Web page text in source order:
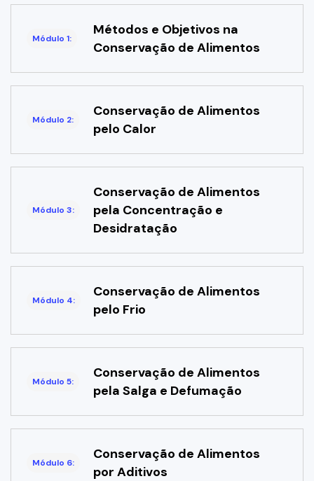
Módulo 1:
Métodos e Objetivos na
Conservação de Alimentos
Módulo 2:
Conservação de Alimentos
pelo Calor
Módulo 3:
Conservação de Alimentos
pela Concentração e
Desidratação
Módulo 4:
Conservação de Alimentos
pelo Frio
Módulo 5:
Conservação de Alimentos
pela Salga e Defumação
Módulo 6:
Conservação de Alimentos
por Aditivos